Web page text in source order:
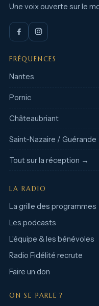
Une voix ouverte sur le
FRÉQUENCES
Nantes
Pornic
Châteaubriant
Saint-Nazaire / Guérande
Tout sur la réception →
LA RADIO
La grille des programmes
Les podcasts
L’équipe & les bénévoles
Radio Fidélité recrute
Faire un don
ON SE PARLE ?